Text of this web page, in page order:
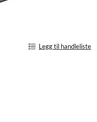
Legg til handleliste